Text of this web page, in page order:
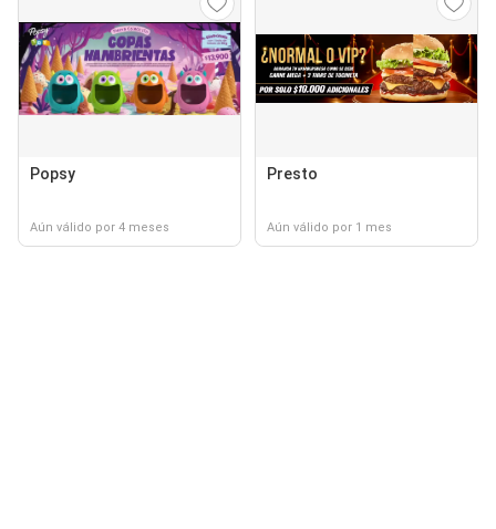
Popsy
Aún válido por 4 meses
Presto
Aún válido por 1 mes